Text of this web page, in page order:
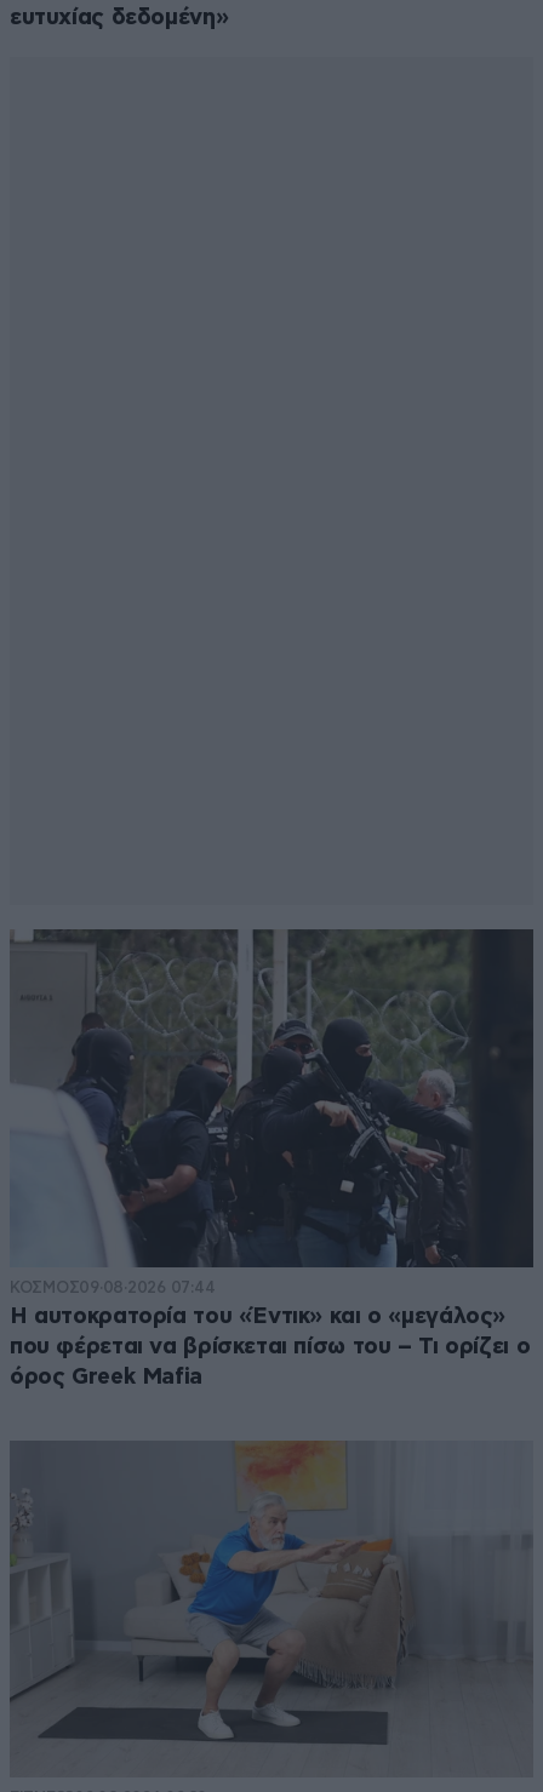
ευτυχίας δεδομένη»
ΚΟΣΜΟΣ09·08·2026 07:44
Η αυτοκρατορία του «Έντικ» και ο «μεγάλος»
που φέρεται να βρίσκεται πίσω του – Τι ορίζει ο
όρος Greek Mafia